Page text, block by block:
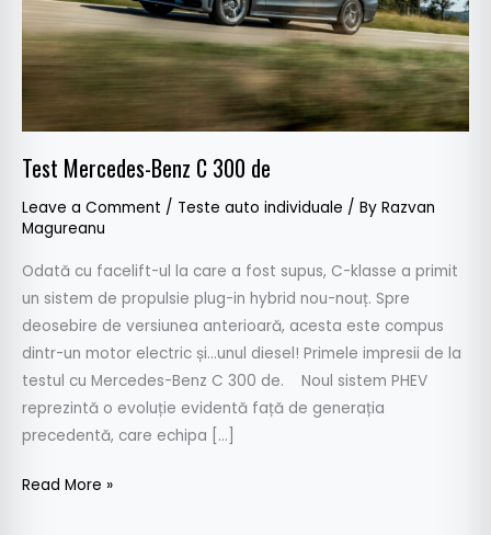
Test Mercedes-Benz C 300 de
Leave a Comment / Teste auto individuale / By Razvan
Magureanu
Odată cu facelift-ul la care a fost supus, C-klasse a primit
un sistem de propulsie plug-in hybrid nou-nouț. Spre
deosebire de versiunea anterioară, acesta este compus
dintr-un motor electric și…unul diesel! Primele impresii de la
testul cu Mercedes-Benz C 300 de. Noul sistem PHEV
reprezintă o evoluție evidentă față de generația
precedentă, care echipa […]
Read More »